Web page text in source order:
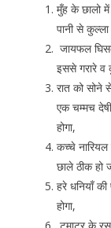
मुँह के छालो
पानी से कुल्ला
जायफल
इससे गरारे व
रात को सोने
एक चम्मच
होगा,
कच्चे
छाले ठीक हो
हरे धनियाँ
होगा,
टमाटर के